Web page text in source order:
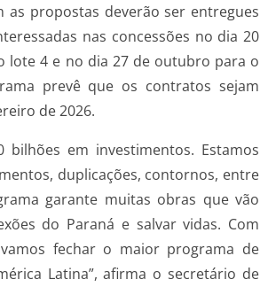
as propostas deverão ser entregues
nas concessões no dia 20
lote 4 e no dia 27 de outubro para o
prevê que os contratos sejam
de 2026.
bilhões em investimentos. Estamos
duplicações, contornos, entre
garante muitas obras que vão
do Paraná e salvar vidas. Com
fechar o maior programa de
Latina”, afirma o secretário de